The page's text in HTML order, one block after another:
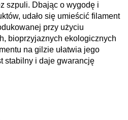
szpuli. Dbając o wygodę i
udało się umieścić filament
przy użyciu
bioprzyjaznych ekologicznych
na gilzie ułatwia jego
stabilny i daje gwarancję